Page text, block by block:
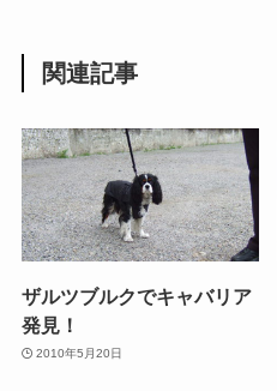
関連記事
ザルツブルクでキャバリア
発見！
2010年5月20日